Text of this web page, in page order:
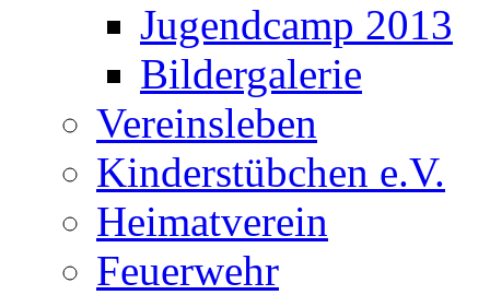
Jugendcamp 2013
Bildergalerie
Vereinsleben
Kinderstübchen e.V.
Heimatverein
Feuerwehr